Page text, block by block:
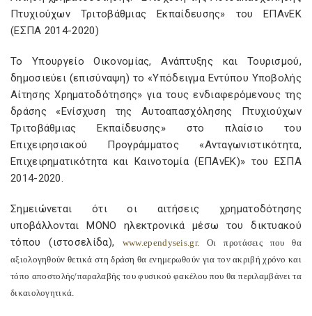
Πτυχιούχων Τριτοβάθμιας Εκπαίδευσης» του ΕΠΑνΕΚ
(ΕΣΠΑ 2014-2020)
Το Υπουργείο Οικονομίας, Ανάπτυξης και Τουρισμού,
δημοσιεύει (επισύναψη) το «Υπόδειγμα Εντύπου Υποβολής
Αίτησης Χρηματοδότησης» για τους ενδιαφερόμενους της
δράσης «Ενίσχυση της Αυτοαπασχόλησης Πτυχιούχων
Τριτοβάθμιας Εκπαίδευσης» στο πλαίσιο του
Επιχειρησιακού Προγράμματος «Ανταγωνιστικότητα,
Επιχειρηματικότητα και Καινοτομία (ΕΠΑνΕΚ)» του ΕΣΠΑ
2014-2020.
Σημειώνεται ότι οι αιτήσεις χρηματοδότησης
υποβάλλονται ΜΟΝΟ ηλεκτρονικά μέσω του δικτυακού
τόπου (ιστοσελίδα),
www.ependyseis.gr. Οι προτάσεις που θα
αξιολογηθούν θετικά στη δράση θα ενημερωθούν για τον ακριβή χρόνο και
τόπο αποστολής/παραλαβής του φυσικού φακέλου που θα περιλαμβάνει τα
δικαιολογητικά.